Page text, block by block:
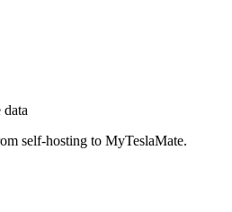
self-hosting to MyTeslaMate.